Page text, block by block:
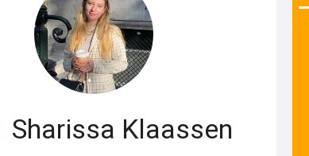
Sharissa Klaassen